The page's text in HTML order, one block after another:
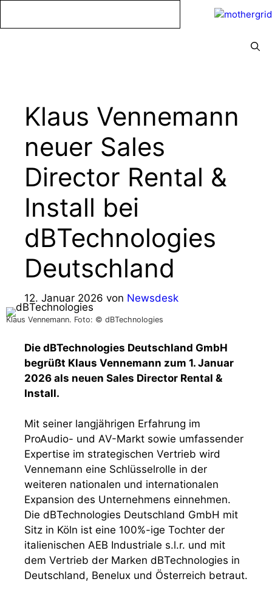
Klaus Vennemann
neuer Sales
Director Rental &
Install bei
dBTechnologies
Deutschland
12. Januar 2026 von Newsdesk
Klaus Vennemann. Foto: © dBTechnologies
Die dBTechnologies Deutschland GmbH
begrüßt Klaus Vennemann zum 1. Januar
2026 als neuen Sales Director Rental &
Install.
Mit seiner langjährigen Erfahrung im
ProAudio- und AV-Markt sowie umfassender
Expertise im strategischen Vertrieb wird
Vennemann eine Schlüsselrolle in der
weiteren nationalen und internationalen
Expansion des Unternehmens einnehmen.
Die dBTechnologies Deutschland GmbH mit
Sitz in Köln ist eine 100%-ige Tochter der
italienischen AEB Industriale s.l.r. und mit
dem Vertrieb der Marken dBTechnologies in
Deutschland, Benelux und Österreich betraut.